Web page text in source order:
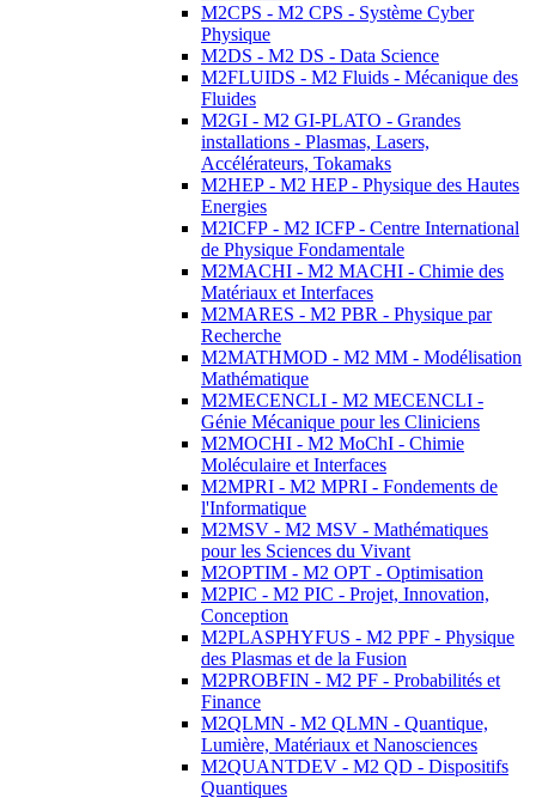
M2CPS - M2 CPS - Système Cyber
Physique
M2DS - M2 DS - Data Science
M2FLUIDS - M2 Fluids - Mécanique des
Fluides
M2GI - M2 GI-PLATO - Grandes
installations - Plasmas, Lasers,
Accélérateurs, Tokamaks
M2HEP - M2 HEP - Physique des Hautes
Energies
M2ICFP - M2 ICFP - Centre International
de Physique Fondamentale
M2MACHI - M2 MACHI - Chimie des
Matériaux et Interfaces
M2MARES - M2 PBR - Physique par
Recherche
M2MATHMOD - M2 MM - Modélisation
Mathématique
M2MECENCLI - M2 MECENCLI -
Génie Mécanique pour les Cliniciens
M2MOCHI - M2 MoChI - Chimie
Moléculaire et Interfaces
M2MPRI - M2 MPRI - Fondements de
l'Informatique
M2MSV - M2 MSV - Mathématiques
pour les Sciences du Vivant
M2OPTIM - M2 OPT - Optimisation
M2PIC - M2 PIC - Projet, Innovation,
Conception
M2PLASPHYFUS - M2 PPF - Physique
des Plasmas et de la Fusion
M2PROBFIN - M2 PF - Probabilités et
Finance
M2QLMN - M2 QLMN - Quantique,
Lumière, Matériaux et Nanosciences
M2QUANTDEV - M2 QD - Dispositifs
Quantiques